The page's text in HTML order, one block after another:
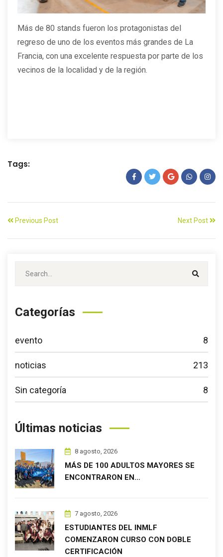
Más de 80 stands fueron los protagonistas del
regreso de uno de los eventos más grandes de La
Francia, con una excelente respuesta por parte de los
vecinos de la localidad y de la región.
Tags:
Previous Post Next Post
Categorías
evento 8
noticias 213
Sin categoría 8
Últimas noticias
8 agosto, 2026
MÁS DE 100 ADULTOS MAYORES SE
ENCONTRARON EN…
7 agosto, 2026
ESTUDIANTES DEL INMLF
COMENZARON CURSO CON DOBLE
CERTIFICACIÓN